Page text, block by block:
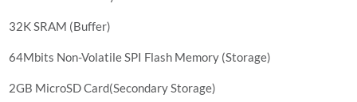
32K SRAM (Buffer)
64Mbits Non-Volatile SPI Flash Memory (Storage)
2GB MicroSD Card(Secondary Storage)